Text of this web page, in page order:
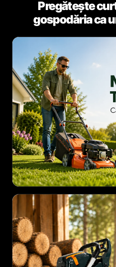
Pregătește
gospodăria ca